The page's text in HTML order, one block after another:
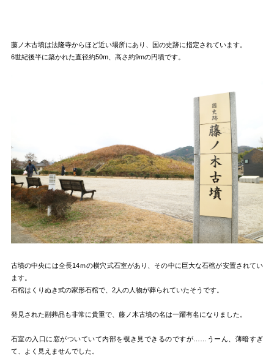
藤ノ木古墳は法隆寺からほど近い場所にあり、国の史跡に指定されています。
6世紀後半に築かれた直径約50m、高さ約9mの円墳です。
古墳の中央には全長14ｍの横穴式石室があり、その中に巨大な石棺が安置されてい
ます。
石棺はくりぬき式の家形石棺で、2人の人物が葬られていたそうです。
発見された副葬品も非常に貴重で、藤ノ木古墳の名は一躍有名になりました。
石室の入口に窓がついていて内部を覗き見できるのですが……うーん、薄暗すぎ
て、よく見えませんでした。